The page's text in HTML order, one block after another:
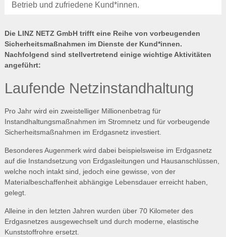
Betrieb und zufriedene Kund*innen.
Die LINZ NETZ GmbH trifft eine Reihe von vorbeugenden
Sicherheitsmaßnahmen im Dienste der Kund*innen.
Nachfolgend sind stellvertretend einige wichtige Aktivitäten
angeführt:
Laufende Netzinstandhaltung
Pro Jahr wird ein zweistelliger Millionenbetrag für
Instandhaltungsmaßnahmen im Stromnetz und für vorbeugende
Sicherheitsmaßnahmen im Erdgasnetz investiert.
Besonderes Augenmerk wird dabei beispielsweise im Erdgasnetz
auf die Instandsetzung von Erdgasleitungen und Hausanschlüssen,
welche noch intakt sind, jedoch eine gewisse, von der
Materialbeschaffenheit abhängige Lebensdauer erreicht haben,
gelegt.
Alleine in den letzten Jahren wurden über 70 Kilometer des
Erdgasnetzes ausgewechselt und durch moderne, elastische
Kunststoffrohre ersetzt.